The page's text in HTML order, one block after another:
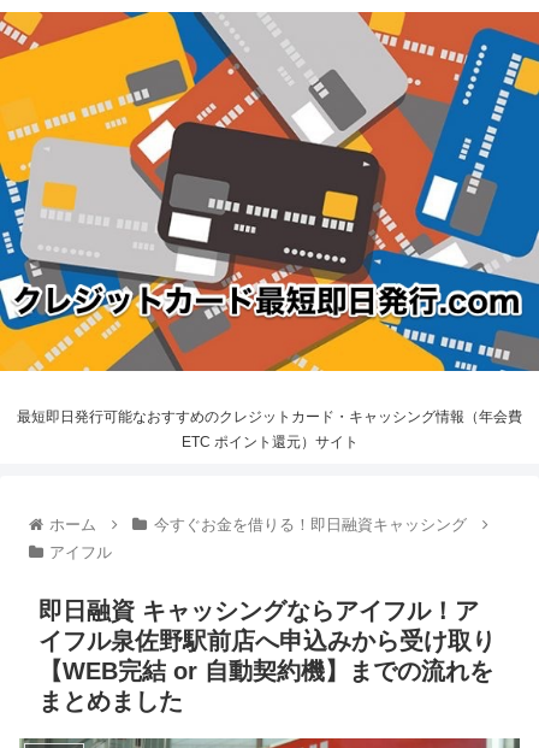
最短即日発行可能なおすすめのクレジットカード・キャッシング情報（年会費
ETC ポイント還元）サイト
ホーム
今すぐお金を借りる！即日融資キャッシング
アイフル
即日融資 キャッシングならアイフル！ア
イフル泉佐野駅前店へ申込みから受け取り
【WEB完結 or 自動契約機】までの流れを
まとめました